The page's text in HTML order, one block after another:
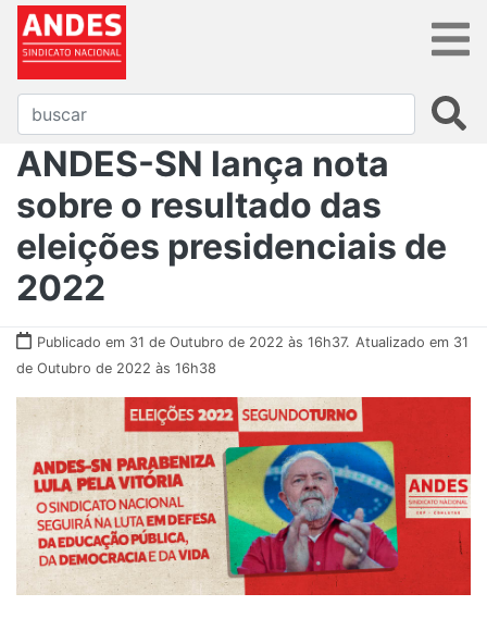
ANDES-SN lança nota
sobre o resultado das
eleições presidenciais de
2022
Publicado em 31 de Outubro de 2022 às 16h37. Atualizado em 31
de Outubro de 2022 às 16h38